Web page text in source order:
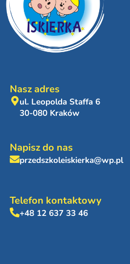
Nasz adres
ul. Leopolda Staffa 6
30-080 Kraków
Napisz do nas
przedszkoleiskierka@wp.pl
Telefon kontaktowy
+48 12 637 33 46